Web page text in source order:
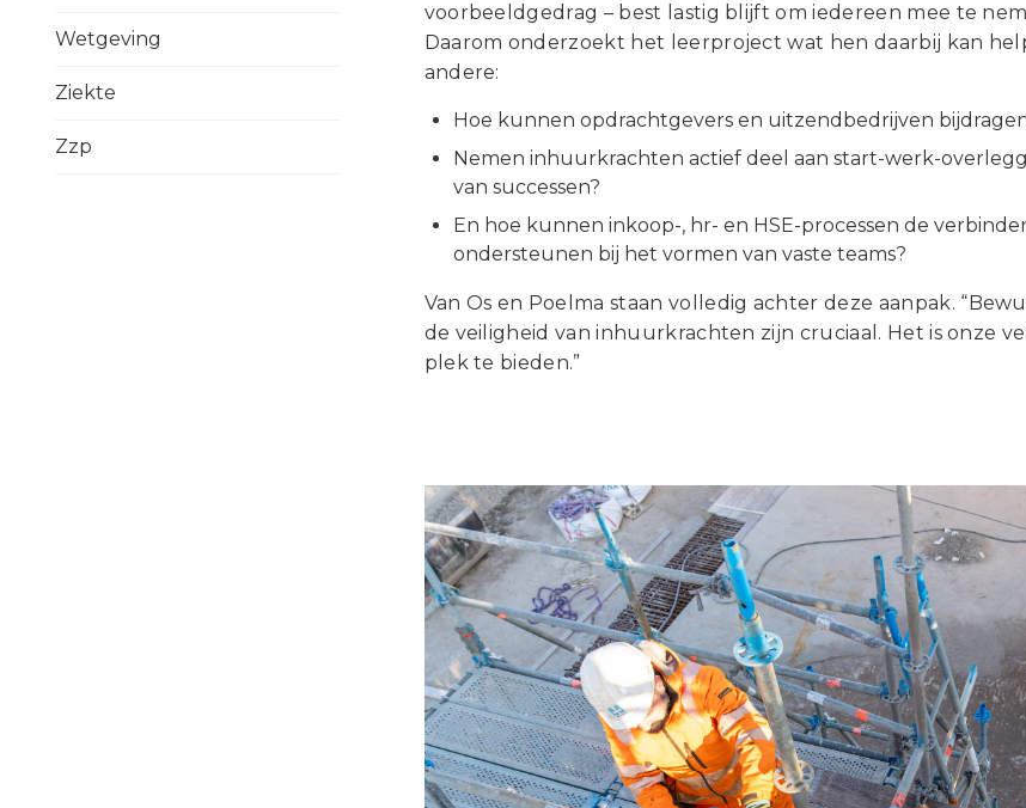
Wetgeving
Ziekte
Zzp
voorbeeldgedrag – best lastig blijft om iedereen mee te
Daarom onderzoekt het leerproject wat hen daarbij kan
andere:
Hoe kunnen opdrachtgevers en uitzendbedrijven
Nemen inhuurkrachten actief deel aan start-werk-
van successen?
En hoe kunnen inkoop-, hr- en HSE-processen de
ondersteunen bij het vormen van vaste teams?
Van Os en Poelma staan volledig achter deze aanpak.
de veiligheid van inhuurkrachten zijn cruciaal. Het is onze
plek te bieden.”